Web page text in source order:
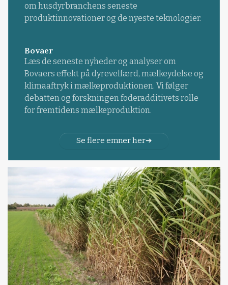
om husdyrbranchens seneste
produktinnovationer og de nyeste teknologier.
Bovaer
Læs de seneste nyheder og analyser om
Bovaers effekt på dyrevelfærd, mælkeydelse og
klimaaftryk i mælkeproduktionen. Vi følger
debatten og forskningen foderadditivets rolle
for fremtidens mælkeproduktion.
Se flere emner her